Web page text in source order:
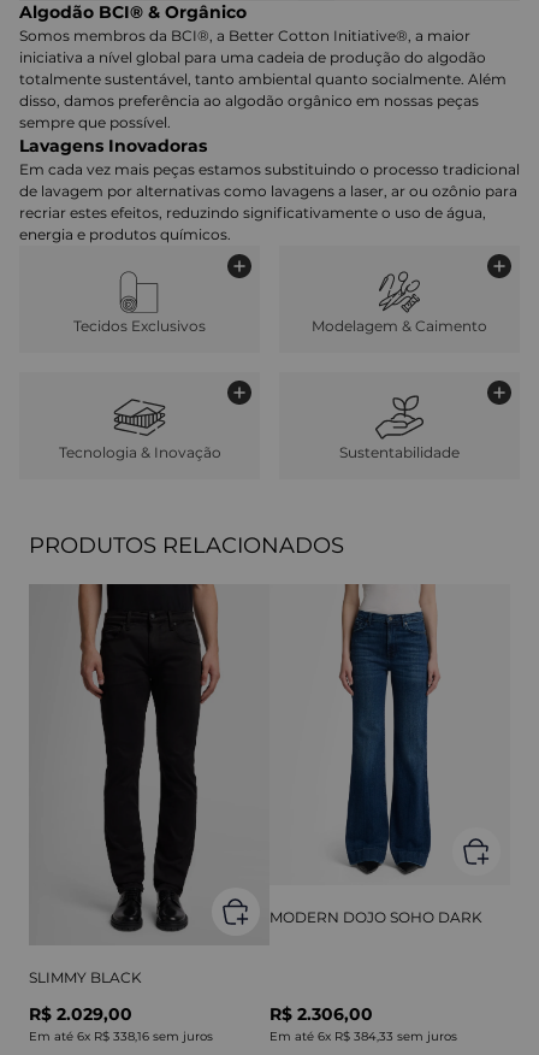
Algodão BCI® & Orgânico
Somos membros da BCI®, a Better Cotton Initiative®, a maior
iniciativa a nível global para uma cadeia de produção do algodão
totalmente sustentável, tanto ambiental quanto socialmente. Além
disso, damos preferência ao algodão orgânico em nossas peças
sempre que possível.
Lavagens Inovadoras
Em cada vez mais peças estamos substituindo o processo tradicional
de lavagem por alternativas como lavagens a laser, ar ou ozônio para
recriar estes efeitos, reduzindo significativamente o uso de água,
energia e produtos químicos.
Tecidos Exclusivos Modelagem & Caimento
Tecnologia & Inovação Sustentabilidade
PRODUTOS RELACIONADOS
SLIMMY BLACK
R$ 2.029,00
Em até 6x R$ 338,16 sem juros
MODERN DOJO SOHO DARK
R$ 2.306,00
Em até 6x R$ 384,33 sem juros